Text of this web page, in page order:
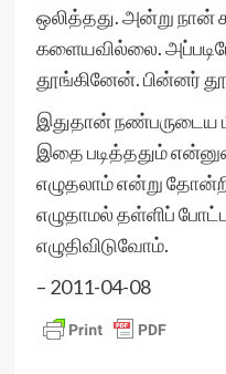
ஒலித்தது. அன்று நான்
களையவில்லை.
தூங்கினேன். பின்னர்
இதுதான்
இதை படித்ததும்
எழுதலாம் என்று
எழுதாமல் தள்ளிப்
எழுதிவிடுவோம்.
– 2011-04-08